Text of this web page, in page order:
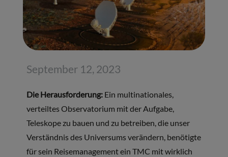
September 12, 2023
Die Herausforderung:Ein multinationales,
verteiltes Observatorium mit der Aufgabe,
Teleskope zu bauen und zu betreiben, die unser
Verständnis des Universums verändern, benötigte
für sein Reisemanagement ein TMC mit wirklich